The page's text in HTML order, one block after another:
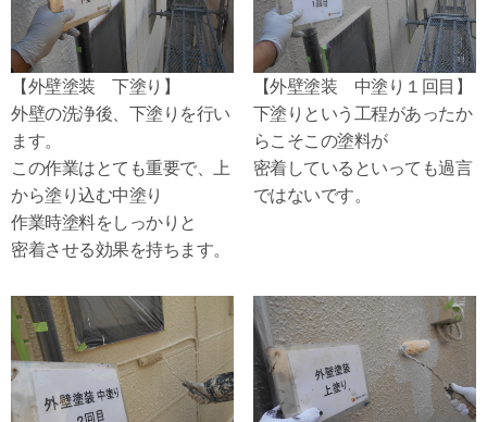
【外壁塗装 下塗り】
外壁の洗浄後、下塗りを行い
ます。
この作業はとても重要で、上
から塗り込む中塗り
作業時塗料をしっかりと
密着させる効果を持ちます。
【外壁塗装 中塗り１回目】
下塗りという工程があったか
らこそこの塗料が
密着しているといっても過言
ではないです。